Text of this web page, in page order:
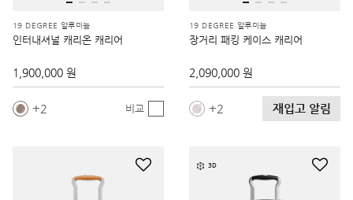
19 DEGREE 알루미늄
인터내셔널 캐리온 캐리어
1,900,000 원
2 비교
19 DEGREE 알루미늄
장거리 패킹 케이스 캐리어
2,090,000 원
2 재입고 알림
3D